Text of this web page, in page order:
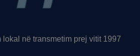
lokal në transmetim prej vitit 1997